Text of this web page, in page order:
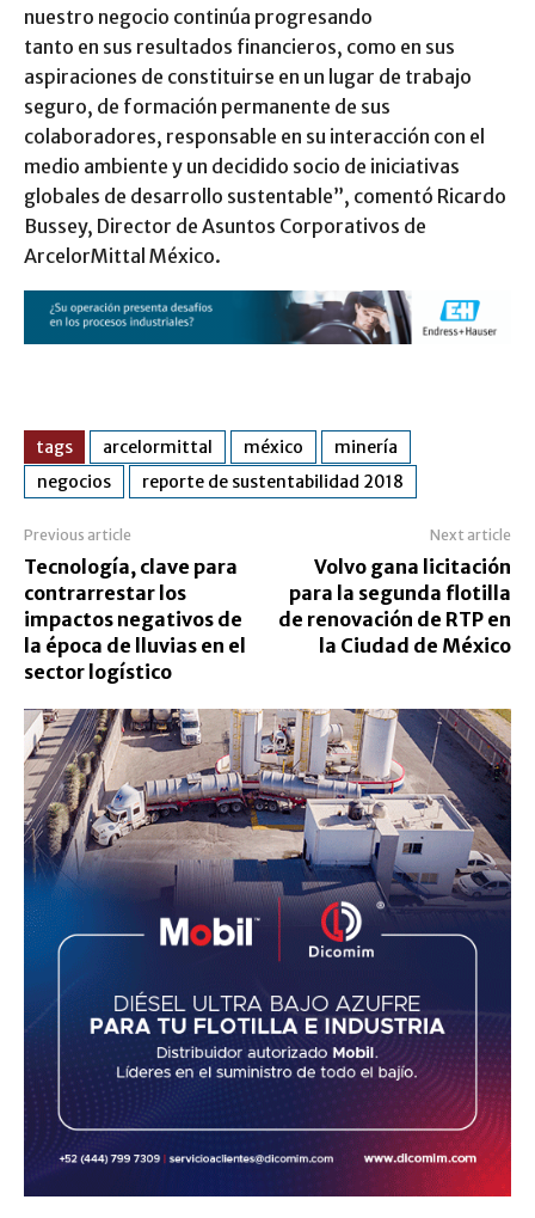
nuestro negocio continúa progresando
tanto en sus resultados financieros, como en sus
aspiraciones de constituirse en un lugar de trabajo
seguro, de formación permanente de sus
colaboradores, responsable en su interacción con el
medio ambiente y un decidido socio de iniciativas
globales de desarrollo sustentable”, comentó Ricardo
Bussey, Director de Asuntos Corporativos de
ArcelorMittal México.
tags arcelormittal méxico
minería
negocios
reporte de sustentabilidad 2018
Previous article
Tecnología, clave para
contrarrestar los
impactos negativos de
la época de lluvias en el
sector logístico
Next article
Volvo gana licitación
para la segunda flotilla
de renovación de RTP en
la Ciudad de México